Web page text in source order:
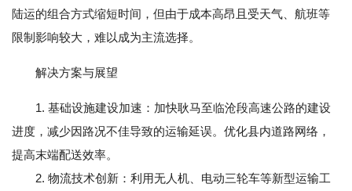
陆运的组合方式缩短时间，但由于成本高昂且受天气、航班等
限制影响较大，难以成为主流选择。
解决方案与展望
1. 基础设施建设加速：加快耿马至临沧段高速公路的建设
进度，减少因路况不佳导致的运输延误。优化县内道路网络，
提高末端配送效率。
2. 物流技术创新：利用无人机、电动三轮车等新型运输工